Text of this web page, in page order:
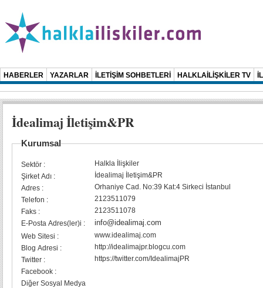
HABERLER YAZARLAR İLETİŞİM SOHBETLERİ HALKLAİLİŞKİLER TV
İdealimaj İletişim&PR
Kurumsal
Sektör :
Halkla İlişkiler
Şirket Adı :
İdealimaj İletişim&PR
Adres :
Orhaniye Cad. No:39 Kat:4 Sirkeci İstanbul
Telefon :
2123511079
Faks :
2123511078
E-Posta Adres(ler)i :
info@idealimaj.com
Web Sitesi :
www.idealimaj.com
Blog Adresi :
http://idealimajpr.blogcu.com
Twitter :
https://twitter.com/IdealimajPR
Facebook :
Diğer Sosyal Medya